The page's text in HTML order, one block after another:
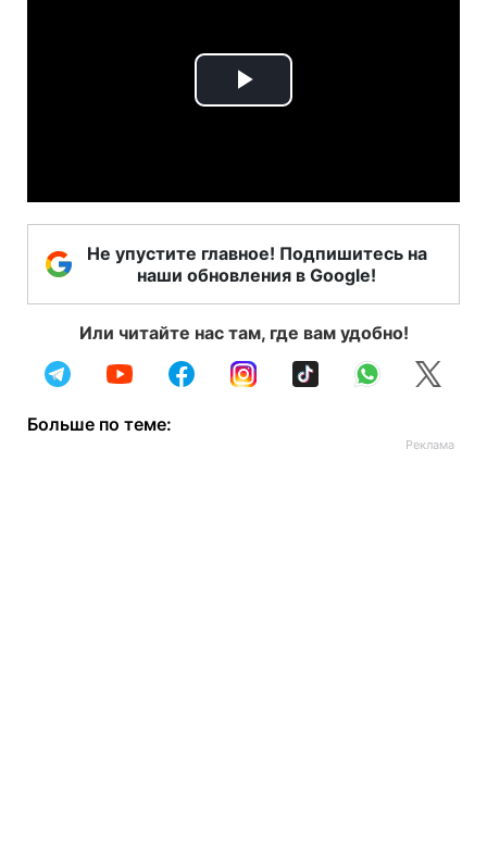
Play
Не упустите главное! Подпишитесь на
наши обновления в Google!
Или читайте нас там, где вам удобно!
Больше по теме: